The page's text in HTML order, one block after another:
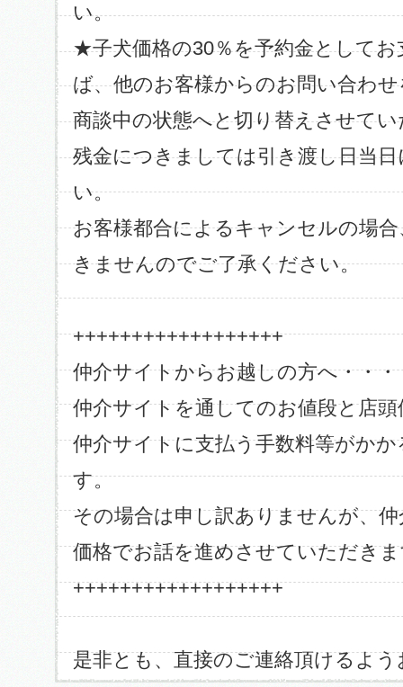
い。
★子犬価格の30％を予約金として
ば、他のお客様からのお問い合わ
商談中の状態へと切り替えさせて
残金につきましては引き渡し日当
い。
お客様都合によるキャンセルの場
きませんのでご了承ください。
++++++++++++++++++
仲介サイトからお越しの方へ・・・
仲介サイトを通してのお値段と店
仲介サイトに支払う手数料等がか
す。
その場合は申し訳ありませんが、
価格でお話を進めさせていただき
++++++++++++++++++
是非とも、直接のご連絡頂けるよ